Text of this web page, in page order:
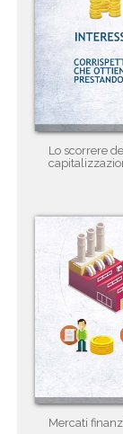
Lo scorrere
Mercati